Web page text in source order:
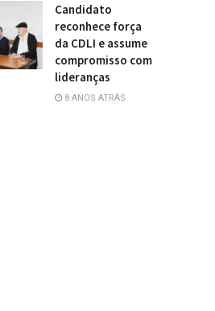
Candidato
reconhece força
da CDLI e assume
compromisso com
lideranças
8 ANOS ATRÁS